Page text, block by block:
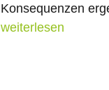
Konsequenzen
weiterlesen